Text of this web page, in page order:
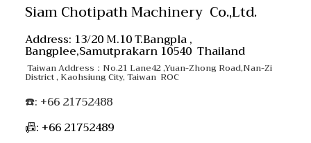
Siam Chotipath Machinery Co.,Ltd.
Address: 13/20 M.10 T.Bangpla ,
Bangplee,Samutprakarn 10540 Thailand
Taiwan Address：No.21 Lane42 ,Yuan-Zhong Road,Nan-Zi
District , Kaohsiung City, Taiwan ROC
☎️: +66 21752488
📠: +66 21752489